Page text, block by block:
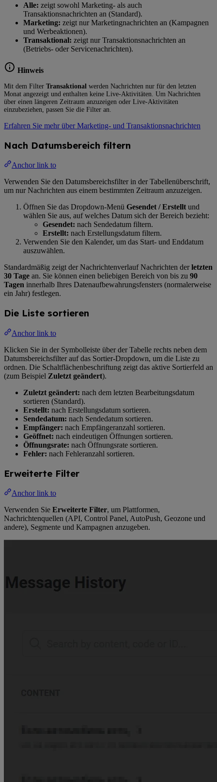
Alle: zeigt sowohl Marketing- als auch
Transaktionsnachrichten an (Standard).
Marketing: zeigt nur Marketingnachrichten an (Kampagnen
und Werbeaktionen).
Transaktional: zeigt nur Transaktionsnachrichten an
(Betriebs- oder Servicenachrichten).
Hinweis
Mit dem Filter Transaktional werden Nachrichten nur für den letzten
Monat angezeigt und enthalten keine Live-Aktivitäten. Um Nachrichten
über einen längeren Zeitraum anzuzeigen oder Live-Aktivitäten
einzubeziehen, passen Sie die Filter an.
Erfahren Sie mehr über Marketing- und Transaktionsnachrichten
Nach Datumsbereich filtern
Anchor link to
Verwenden Sie den Datumsbereichsfilter in der Tabellenüberschrift,
um nur Nachrichten aus einem bestimmten Zeitraum anzuzeigen.
Öffnen Sie das Dropdown-Menü Gesendet / Erstellt und
wählen Sie aus, auf welches Datum sich der Bereich bezieht:
Gesendet: nach Sendedatum filtern.
Erstellt: nach Erstellungsdatum filtern.
Verwenden Sie den Kalender, um das Start- und Enddatum
auszuwählen.
Standardmäßig zeigt der Nachrichtenverlauf Nachrichten derletzten
30 Tage an. Sie können einen beliebigen Bereich von bis zu 90
Tagen innerhalb Ihres Datenaufbewahrungsfensters (normalerweise
ein Jahr) festlegen.
Die Liste sortieren
Anchor link to
Klicken Sie in der Symbolleiste über der Tabelle rechts neben dem
Datumsbereichsfilter auf das Sortier-Dropdown, um die Liste zu
ordnen. Die Schaltflächenbeschriftung zeigt das aktive Sortierfeld an
(zum Beispiel Zuletzt geändert).
Zuletzt geändert: nach dem letzten Bearbeitungsdatum
sortieren (Standard).
Erstellt: nach Erstellungsdatum sortieren.
Sendedatum: nach Sendedatum sortieren.
Empfänger: nach Empfängeranzahl sortieren.
Geöffnet: nach eindeutigen Öffnungen sortieren.
Öffnungsrate: nach Öffnungsrate sortieren.
Fehler: nach Fehleranzahl sortieren.
Erweiterte Filter
Anchor link to
Verwenden Sie Erweiterte Filter, um Plattformen,
Nachrichtenquellen (API, Control Panel, AutoPush, Geozone und
andere), Segmente und Kampagnen anzugeben.